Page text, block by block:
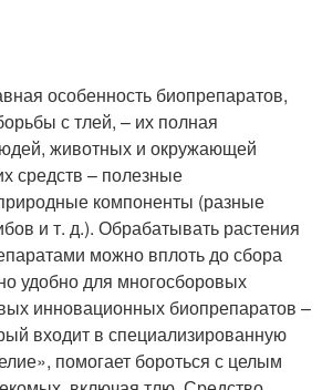
особенность биопрепаратов,
с тлей, – их полная
животных и окружающей
средств – полезные
компоненты (разные
и т. д.). Обрабатывать растения
можно вплоть до сбора
удобно для многосборовых
инновационных биопрепаратов –
входит в специализированную
помогает бороться с целым